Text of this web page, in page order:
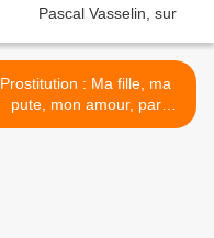
Prostitution : Ma fille, ma
pute, mon amour, par
Marcela Iacub >